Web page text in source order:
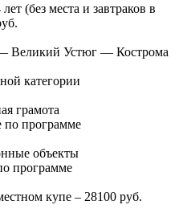
(без места и завтраков в
Великий Устюг — Кострома
категории
грамота
по программе
объекты
программе
купе – 28100 руб.